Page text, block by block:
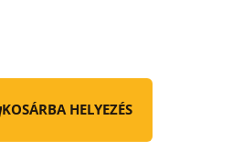
KOSÁRBA HELYEZÉS